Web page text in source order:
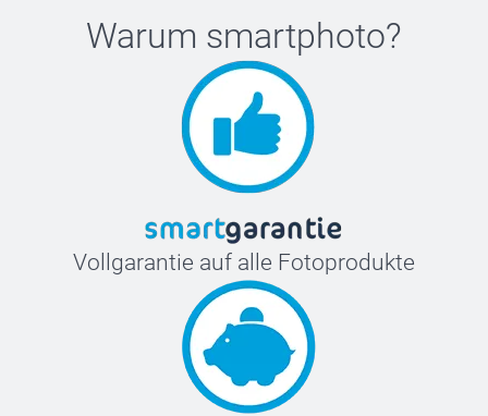
Warum smartphoto?
Vollgarantie auf alle Fotoprodukte